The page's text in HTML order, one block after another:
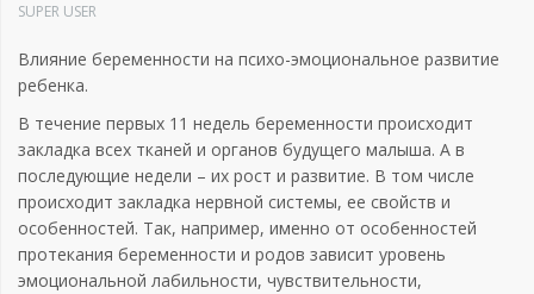
SUPER USER
Влияние беременности на психо-эмоциональное развитие
ребенка.
В течение первых 11 недель беременности происходит
закладка всех тканей и органов будущего малыша. А в
последующие недели – их рост и развитие. В том числе
происходит закладка нервной системы, ее свойств и
особенностей. Так, например, именно от особенностей
протекания беременности и родов зависит уровень
эмоциональной лабильности, чувствительности,